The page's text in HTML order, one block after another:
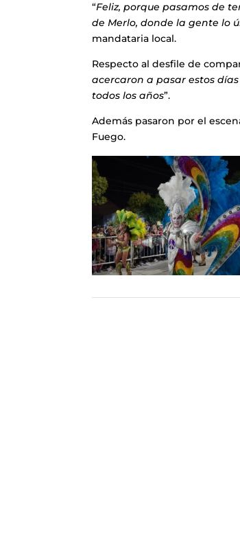
“Feliz, porque pasamos de
de Merlo, donde la gente lo
mandataria local.
Respecto al desfile de
acercaron a pasar estos
todos los años”.
Además pasaron por el
Fuego.